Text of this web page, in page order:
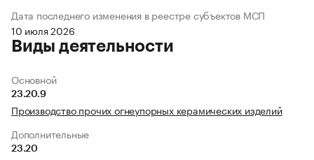
Дата последнего изменения в реестре субъектов МСП
10 июля 2026
Виды деятельности
Основной
23.20.9
Производство прочих огнеупорных керамических изделий
Дополнительные
23.20